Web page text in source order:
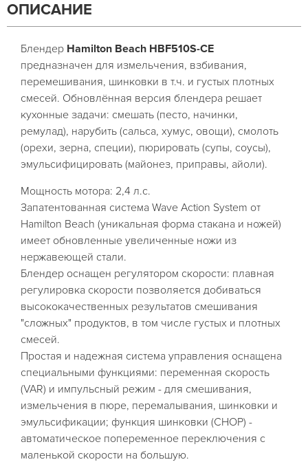
ОПИСАНИЕ
Блендер Hamilton Beach HBF510S-CE
предназначен для измельчения, взбивания,
перемешивания, шинковки в т.ч. и густых плотных
смесей. Обновлённая версия блендера решает
кухонные задачи: смешать (песто, начинки,
ремулад), нарубить (сальса, хумус, овощи), смолоть
(орехи, зерна, специи), пюрировать (супы, соусы),
эмульсифицировать (майонез, приправы, айоли).
Мощность мотора: 2,4 л.с.
Запатентованная система Wave Action System от
Hamilton Beach (уникальная форма стакана и ножей)
имеет обновленные увеличенные ножи из
нержавеющей стали.
Блендер оснащен регулятором скорости: плавная
регулировка скорости позволяется добиваться
высококачественных результатов смешивания
"сложных" продуктов, в том числе густых и плотных
смесей.
Простая и надежная система управления оснащена
специальными функциями: переменная скорость
(VAR) и импульсный режим - для смешивания,
измельчения в пюре, перемалывания, шинковки и
эмульсификации; функция шинковки (CHOP) -
автоматическое попеременное переключения с
маленькой скорости на большую.